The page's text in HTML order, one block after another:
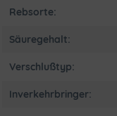
Rebsorte:
Säuregehalt:
Verschlußtyp:
Inverkehrbringer: